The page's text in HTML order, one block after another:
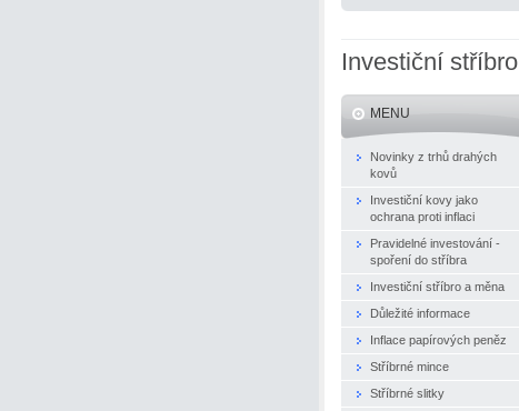
Investiční stříbro
MENU
Novinky z trhů drahých
kovů
Investiční kovy jako
ochrana proti inflaci
Pravidelné investování -
spoření do stříbra
Investiční stříbro a měna
Důležité informace
Inflace papírových peněz
Stříbrné mince
Stříbrné slitky